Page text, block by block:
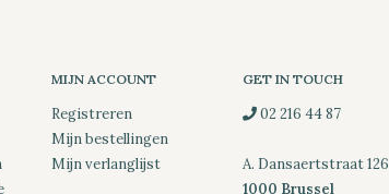
MIJN ACCOUNT
Registreren
Mijn bestellingen
Mijn verlanglijst
GET IN TOUCH
02 216 44 87
A. Dansaertstraat 126
1000 Brussel